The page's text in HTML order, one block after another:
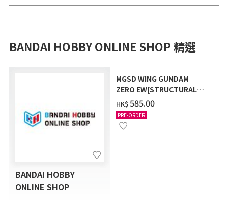
BANDAI HOBBY ONLINE SHOP 精選
BANDAI HOBBY
ONLINE SHOP
MGSD WING GUNDAM
ZERO EW[STRUCTURAL
COATING/BLACK] [2026年
12月發送]
HK$‌585.00
PRE-ORDER